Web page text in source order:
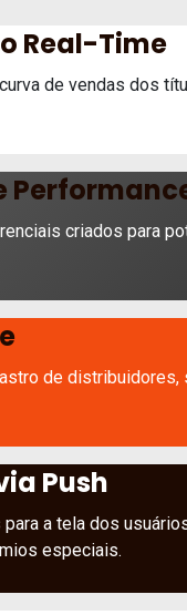
Real-Time
de vendas dos
criados para
de
Push
a tela dos
especiais.